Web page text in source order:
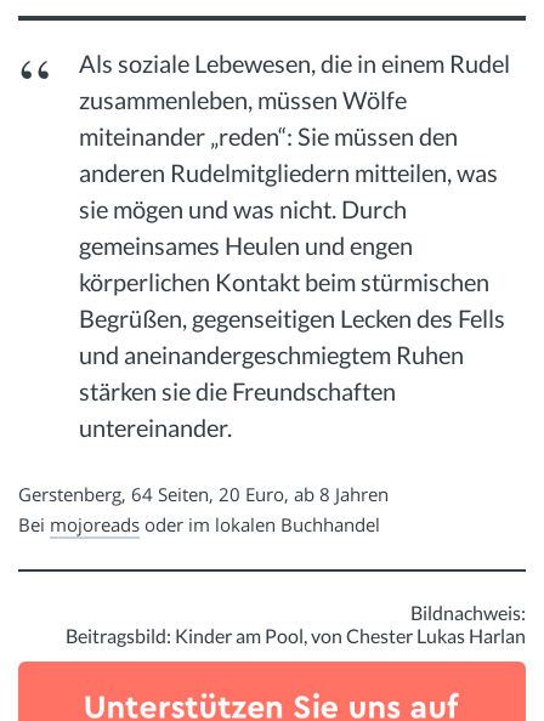
Als soziale Lebewesen, die in einem Rudel
zusammenleben, müssen Wölfe
miteinander „reden“: Sie müssen den
anderen Rudelmitgliedern mitteilen, was
sie mögen und was nicht. Durch
gemeinsames Heulen und engen
körperlichen Kontakt beim stürmischen
Begrüßen, gegenseitigen Lecken des Fells
und aneinandergeschmiegtem Ruhen
stärken sie die Freundschaften
untereinander.
Gerstenberg, 64 Seiten, 20 Euro, ab 8 Jahren
Bei mojoreads oder im lokalen Buchhandel
Bildnachweis:
Beitragsbild: Kinder am Pool, von Chester Lukas Harlan